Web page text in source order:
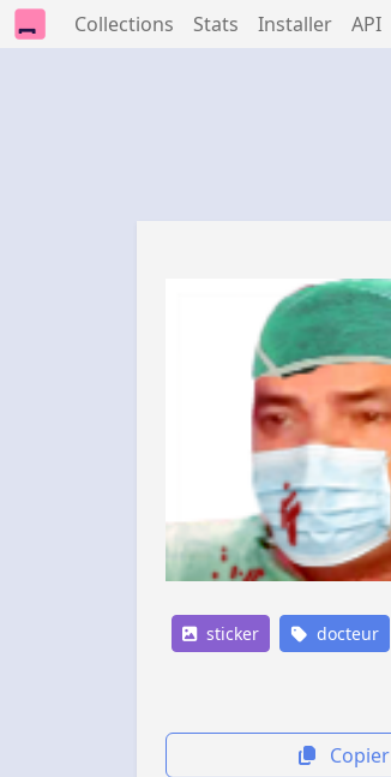
Collections Stats Installer API
sticker docteur
Copier